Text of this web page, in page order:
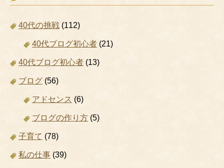
40代の挑戦 (112)
40代ブログ初心者 (21)
40代ブログ初心者 (13)
ブログ (56)
アドセンス (6)
ブログの作り方 (5)
子育て (78)
私の仕事 (39)